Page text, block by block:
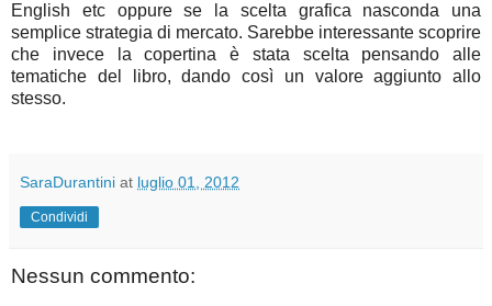
English etc oppure se la scelta grafica nasconda una
semplice strategia di mercato. Sarebbe interessante scoprire
che invece la copertina è stata scelta pensando alle
tematiche del libro, dando così un valore aggiunto allo
stesso.
SaraDurantini at luglio 01, 2012
Condividi
Nessun commento: